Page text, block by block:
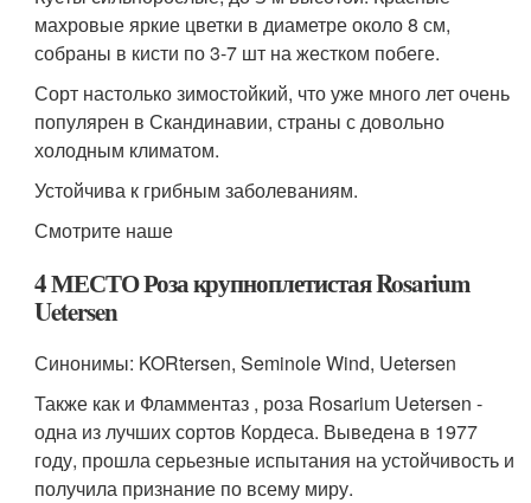
махровые яркие цветки в диаметре около 8 см,
собраны в кисти по 3-7 шт на жестком побеге.
Сорт настолько зимостойкий, что уже много лет очень
популярен в Скандинавии, страны с довольно
холодным климатом.
Устойчива к грибным заболеваниям.
Смотрите наше
4 МЕСТО Роза крупноплетистая Rosarium
Uetersen
Синонимы: KORtersen, Seminole Wind, Uetersen
Также как и Фламментаз , роза Rosarium Uetersen -
одна из лучших сортов Кордеса. Выведена в 1977
году, прошла серьезные испытания на устойчивость и
получила признание по всему миру.